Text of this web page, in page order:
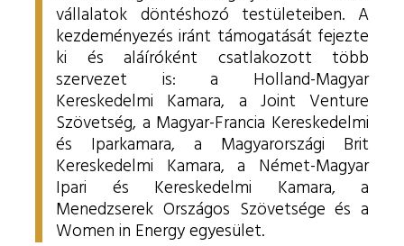
vállalatok döntéshozó testületeiben. A
kezdeményezés iránt támogatását fejezte
ki és aláíróként csatlakozott több
szervezet is: a Holland-Magyar
Kereskedelmi Kamara, a Joint Venture
Szövetség, a Magyar-Francia Kereskedelmi
és Iparkamara, a Magyarországi Brit
Kereskedelmi Kamara, a Német-Magyar
Ipari és Kereskedelmi Kamara, a
Menedzserek Országos Szövetsége és a
Women in Energy egyesület.